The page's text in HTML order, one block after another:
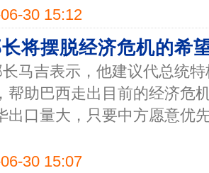
30 15:12
将摆脱经济危机的希
马吉表示，他建议代总统
帮助巴西走出目前的经济危
出口量大，只要中方愿意优
30 15:07